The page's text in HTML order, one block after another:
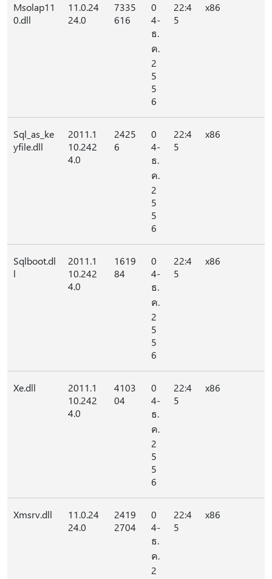
Msolap11
0.dll
11.0.24
24.0
7335
616
0
4-
ธ.
ค.
2
5
5
6
22:4
5
x86
Sql_as_ke
yfile.dll
2011.1
10.242
4.0
2425
6
0
4-
ธ.
ค.
2
5
5
6
22:4
5
x86
Sqlboot.dl
l
2011.1
10.242
4.0
1619
84
0
4-
ธ.
ค.
2
5
5
6
22:4
5
x86
Xe.dll
2011.1
10.242
4.0
4103
04
0
4-
ธ.
ค.
2
5
5
6
22:4
5
x86
Xmsrv.dll
11.0.24
24.0
2419
2704
0
4-
ธ.
ค.
2
22:4
5
x86